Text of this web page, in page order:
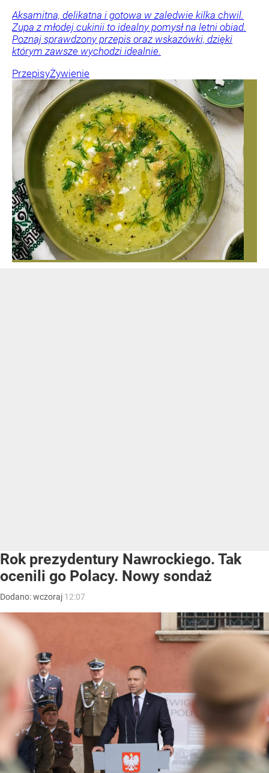
Aksamitna, delikatna i gotowa w zaledwie kilka chwil.
Zupa z młodej cukinii to idealny pomysł na letni obiad.
Poznaj sprawdzony przepis oraz wskazówki, dzięki
którym zawsze wychodzi idealnie.
PrzepisyŻywienie
Rok prezydentury Nawrockiego. Tak
ocenili go Polacy. Nowy sondaż
Dodano:wczoraj 12:07